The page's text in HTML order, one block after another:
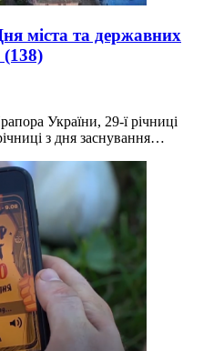
міста та державних
(138)
України, 29-ї річниці
з дня заснування…